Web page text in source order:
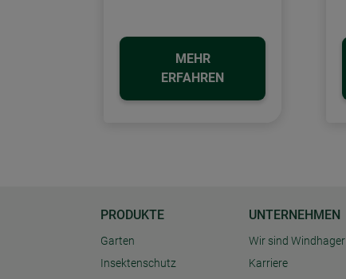
MEHR
ERFAHREN
PRODUKTE
Garten
Insektenschutz
UNTERNEHMEN
Wir sind Windhager
Karriere